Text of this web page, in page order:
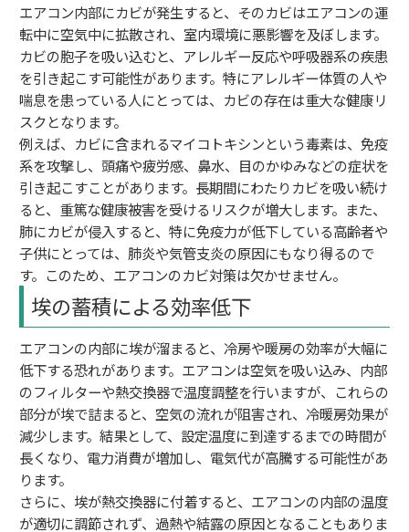
エアコン内部にカビが発生すると、そのカビはエアコンの運
転中に空気中に拡散され、室内環境に悪影響を及ぼします。
カビの胞子を吸い込むと、アレルギー反応や呼吸器系の疾患
を引き起こす可能性があります。特にアレルギー体質の人や
喘息を患っている人にとっては、カビの存在は重大な健康リ
スクとなります。
例えば、カビに含まれるマイコトキシンという毒素は、免疫
系を攻撃し、頭痛や疲労感、鼻水、目のかゆみなどの症状を
引き起こすことがあります。長期間にわたりカビを吸い続け
ると、重篤な健康被害を受けるリスクが増大します。また、
肺にカビが侵入すると、特に免疫力が低下している高齢者や
子供にとっては、肺炎や気管支炎の原因にもなり得るので
す。このため、エアコンのカビ対策は欠かせません。
埃の蓄積による効率低下
エアコンの内部に埃が溜まると、冷房や暖房の効率が大幅に
低下する恐れがあります。エアコンは空気を吸い込み、内部
のフィルターや熱交換器で温度調整を行いますが、これらの
部分が埃で詰まると、空気の流れが阻害され、冷暖房効果が
減少します。結果として、設定温度に到達するまでの時間が
長くなり、電力消費が増加し、電気代が高騰する可能性があ
ります。
さらに、埃が熱交換器に付着すると、エアコンの内部の温度
が適切に調節されず、過熱や結露の原因となることもありま